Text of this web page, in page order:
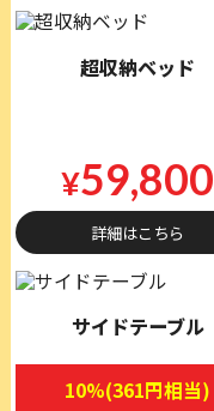
超収納ベッド
¥59,800
詳細はこちら
サイドテーブル
10%(361円相当)